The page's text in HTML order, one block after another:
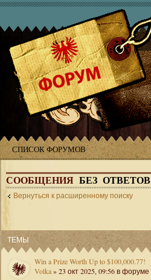
СПИСОК ФОРУМОВ
СООБЩЕНИЯ БЕЗ ОТВЕТОВ
Вернуться к расширенному поиску
ТЕМЫ
Win a Prize Worth Up to $100,000.77!
Volka» 23 окт 2025, 09:56 в форуме